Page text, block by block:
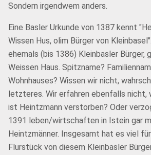
Sondern irgendwem anders.
Eine Basler Urkunde von 1387 kennt
Wissen Hus, olim Bürger von
ehemals (bis 1386) Kleinbasler Bürger,
Weissen Haus. Spitzname?
Wohnhauses? Wissen wir nicht,
letzteres. Wir erfahren ebenfalls nicht,
ist Heintzmann verstorben? Oder
1391 leben/wirtschaften in Istein gar
Heintzmänner. Insgesamt hat es viel für
Flurstück von diesem Kleinbasler